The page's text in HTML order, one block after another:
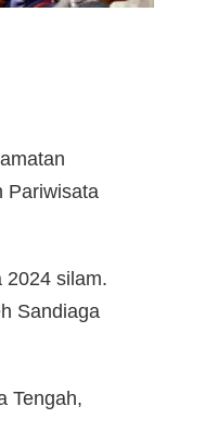
Pariwisata
2024 silam.
Sandiaga
Tengah,